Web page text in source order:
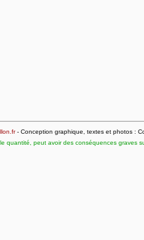
- Conception graphique, textes et photos :
quantité, peut avoir des conséquences graves